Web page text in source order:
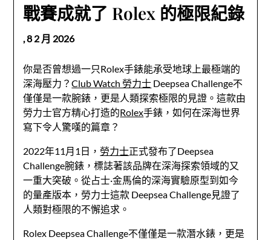
戰賽成就了 Rolex 的極限紀錄
,8 2 月 2026
你是否曾想過一只Rolex手錶能承受地球上最極端的
深海壓力？Club Watch 勞力士 Deepsea Challenge不
僅僅是一款腕錶，更是人類探索極限的見證。這款由
勞力士官方精心打造的Rolex手錶，如何在深海世界
寫下令人驚嘆的篇章？
2022年11月1日， 勞力士正式發布了Deepsea
Challenge腕錶，標誌著該品牌在深海探索領域的又
一重大突破。從占士·金馬倫的深海實驗原型到如今
的量產版本，勞力士這款 Deepsea Challenge見證了
人類對極限的不懈追求。
Rolex Deepsea Challenge不僅僅是一款潛水錶，更是